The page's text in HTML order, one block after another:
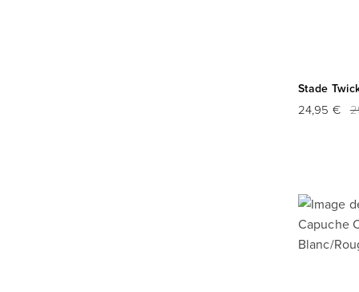
Stade
24,95 €